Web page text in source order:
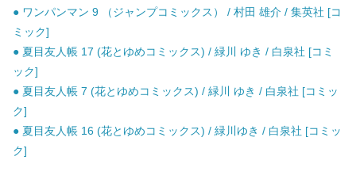
● ワンパンマン 9 （ジャンプコミックス） / 村田 雄介 / 集英社 [コ
ミック]
● 夏目友人帳 17 (花とゆめコミックス) / 緑川 ゆき / 白泉社 [コミ
ック]
● 夏目友人帳 7 (花とゆめコミックス) / 緑川 ゆき / 白泉社 [コミッ
ク]
● 夏目友人帳 16 (花とゆめコミックス) / 緑川ゆき / 白泉社 [コミッ
ク]